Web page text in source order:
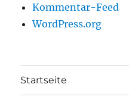
Kommentar-Feed
WordPress.org
Startseite